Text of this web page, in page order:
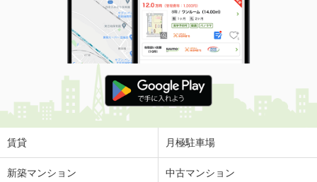
賃貸 月極駐車場
新築マンション 中古マンション